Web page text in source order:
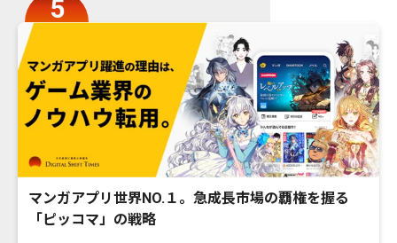
マンガアプリ世界NO.１。急成長市場の覇権を握る
「ピッコマ」の戦略